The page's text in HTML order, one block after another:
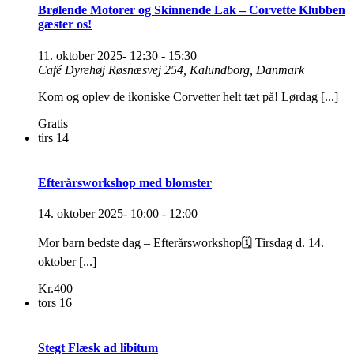
Brølende Motorer og Skinnende Lak – Corvette Klubben
gæster os!
11. oktober 2025- 12:30 - 15:30
Café Dyrehøj Røsnæsvej 254, Kalundborg, Danmark
Kom og oplev de ikoniske Corvetter helt tæt på! Lørdag [...]
Gratis
tirs 14
Efterårsworkshop med blomster
14. oktober 2025- 10:00 - 12:00
Mor barn bedste dag – Efterårsworkshop🗓️ Tirsdag d. 14.
oktober [...]
Kr.400
tors 16
Stegt Flæsk ad libitum